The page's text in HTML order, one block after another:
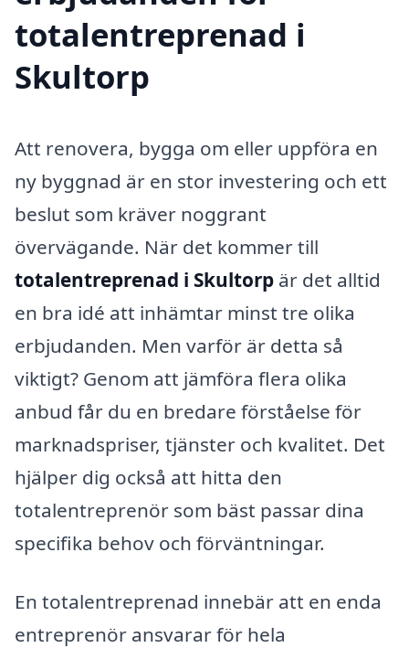
totalentreprenad i
Skultorp
Att renovera, bygga om eller uppföra en
ny byggnad är en stor investering och ett
beslut som kräver noggrant
övervägande. När det kommer till
totalentreprenad i Skultorp är det alltid
en bra idé att inhämtar minst tre olika
erbjudanden. Men varför är detta så
viktigt? Genom att jämföra flera olika
anbud får du en bredare förståelse för
marknadspriser, tjänster och kvalitet. Det
hjälper dig också att hitta den
totalentreprenör som bäst passar dina
specifika behov och förväntningar.
En totalentreprenad innebär att en enda
entreprenör ansvarar för hela